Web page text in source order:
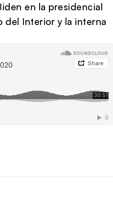
en la presidencial
del Interior y la interna